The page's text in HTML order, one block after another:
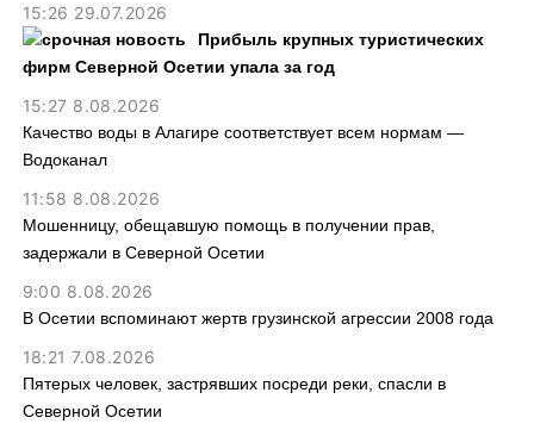
15:26 29.07.2026
Прибыль крупных туристических
фирм Северной Осетии упала за год
15:27 8.08.2026
Качество воды в Алагире соответствует всем нормам —
Водоканал
11:58 8.08.2026
Мошенницу, обещавшую помощь в получении прав,
задержали в Северной Осетии
9:00 8.08.2026
В Осетии вспоминают жертв грузинской агрессии 2008 года
18:21 7.08.2026
Пятерых человек, застрявших посреди реки, спасли в
Северной Осетии